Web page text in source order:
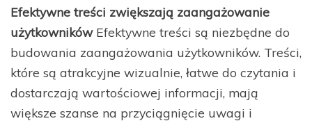
Efektywne treści zwiększają zaangażowanie
użytkownikówEfektywne treści są niezbędne do
budowania zaangażowania użytkowników. Treści,
które są atrakcyjne wizualnie, łatwe do czytania i
dostarczają wartościowej informacji, mają
większe szanse na przyciągnięcie uwagi i